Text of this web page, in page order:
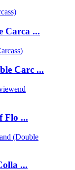
Carca ...
Carc ...
Flo ...
...